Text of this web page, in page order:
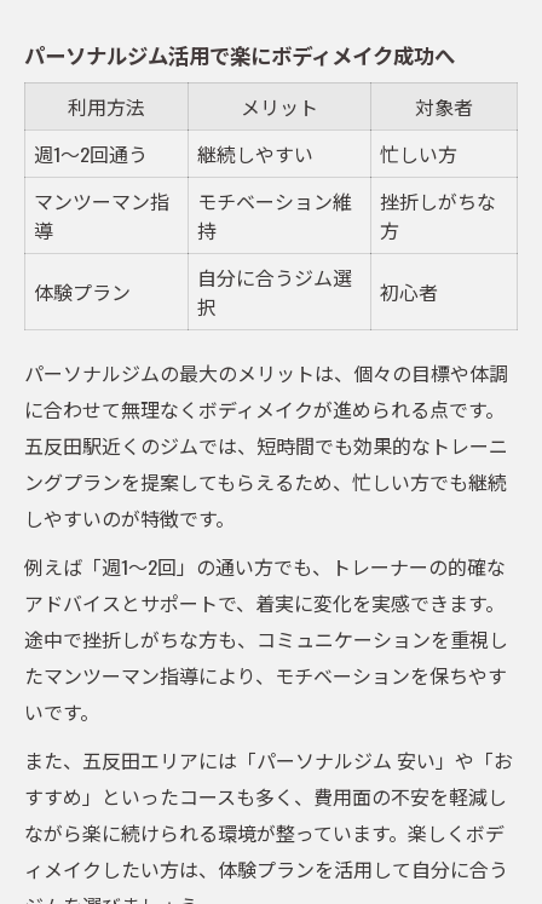
パーソナルジム活用で楽にボディメイク成功へ
利用方法 メリット
対象者
週1～2回通う
継続しやすい
忙しい方
マンツーマン指
導
モチベーション維
持
挫折しがちな
方
体験プラン
自分に合うジム選
択
初心者
パーソナルジムの最大のメリットは、個々の目標や体調
に合わせて無理なくボディメイクが進められる点です。
五反田駅近くのジムでは、短時間でも効果的なトレーニ
ングプランを提案してもらえるため、忙しい方でも継続
しやすいのが特徴です。
例えば「週1～2回」の通い方でも、トレーナーの的確な
アドバイスとサポートで、着実に変化を実感できます。
途中で挫折しがちな方も、コミュニケーションを重視し
たマンツーマン指導により、モチベーションを保ちやす
いです。
また、五反田エリアには「パーソナルジム 安い」や「お
すすめ」といったコースも多く、費用面の不安を軽減し
ながら楽に続けられる環境が整っています。楽しくボデ
ィメイクしたい方は、体験プランを活用して自分に合う